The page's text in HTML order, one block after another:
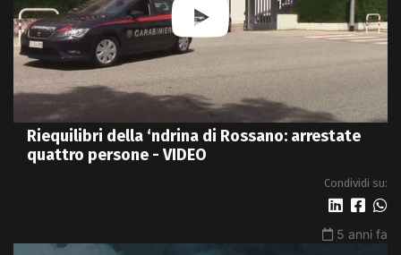
Riequilibri della ‘ndrina di Rossano: arrestate
quattro persone - VIDEO
Condividi su:
5 anni fa